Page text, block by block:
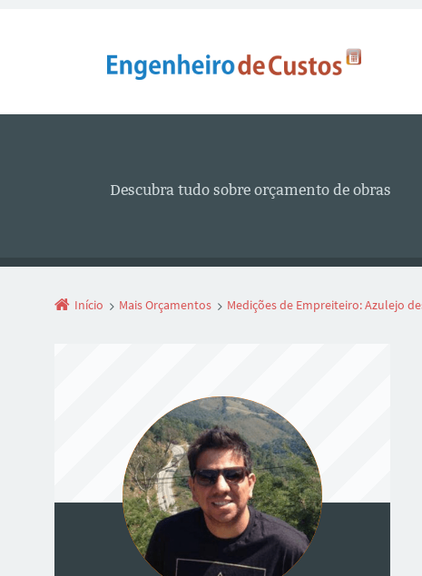
Descubra tudo sobre orçamento de obras
Início Mais Orçamentos Medições de Empreiteiro: Azulejo